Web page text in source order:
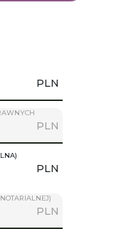
PLN
PLN
PLN
PLN